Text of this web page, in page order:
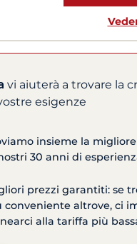
vi aiuterà a trovare la
esigenze
insieme la
30 anni di
prezzi garantiti: se
conveniente altrove, ci
alla tariffa più